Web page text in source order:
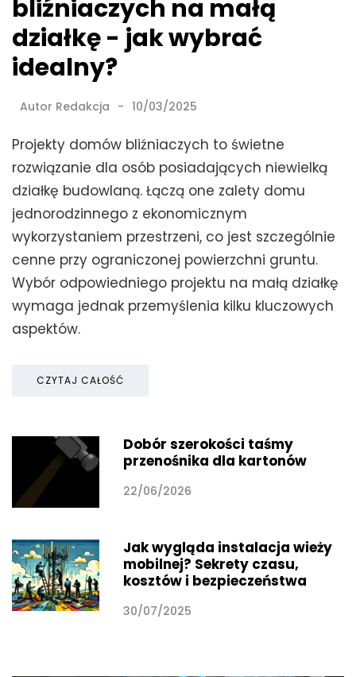
bliźniaczych na małą
działkę - jak wybrać
idealny?
Autor Redakcja 10/03/2025
Projekty domów bliźniaczych to świetne
rozwiązanie dla osób posiadających niewielką
działkę budowlaną. Łączą one zalety domu
jednorodzinnego z ekonomicznym
wykorzystaniem przestrzeni, co jest szczególnie
cenne przy ograniczonej powierzchni gruntu.
Wybór odpowiedniego projektu na małą działkę
wymaga jednak przemyślenia kilku kluczowych
aspektów.
CZYTAJ CAŁOŚĆ
Dobór szerokości taśmy
przenośnika dla kartonów
22/06/2026
Jak wygląda instalacja wieży
mobilnej? Sekrety czasu,
kosztów i bezpieczeństwa
30/07/2025